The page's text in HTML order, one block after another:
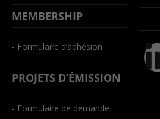
MEMBERSHIP
- Formulaire d’adhésion
PROJETS D’ÉMISSION
- Formulaire de demande